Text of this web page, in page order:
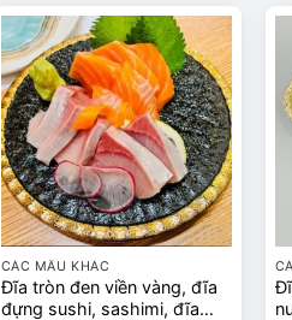
này
có
nhiều
biến
thể.
Các
tùy
chọn
có
thể
được
CÁC MẪU KHÁC
Đĩa tròn đen viền vàng, đĩa
đựng sushi, sashimi, đĩa